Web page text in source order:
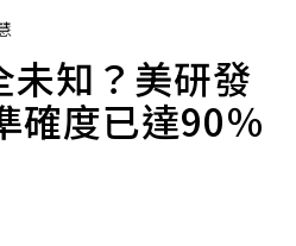
未知？美研發
確度已達90％